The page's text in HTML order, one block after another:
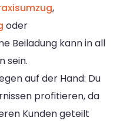
,
oder
Beiladung kann in all
sein.
auf der Hand: Du
profitieren, da
Kunden geteilt